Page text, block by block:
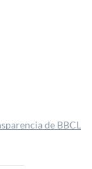
de BBCL